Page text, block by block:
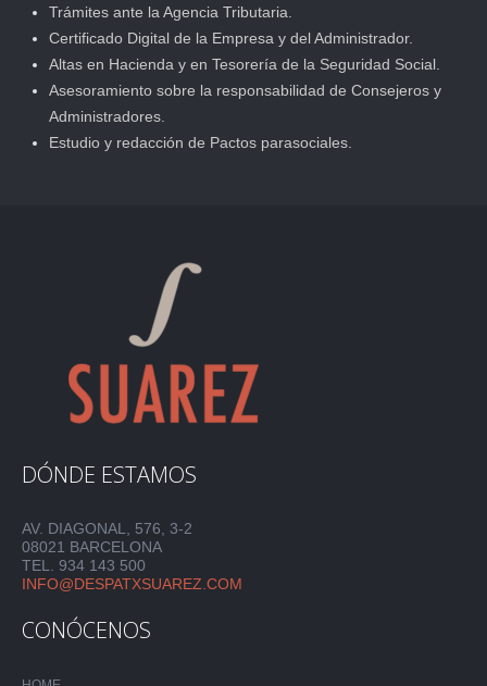
Trámites ante la Agencia Tributaria.
Certificado Digital de la Empresa y del Administrador.
Altas en Hacienda y en Tesorería de la Seguridad Social.
Asesoramiento sobre la responsabilidad de Consejeros y
Administradores.
Estudio y redacción de Pactos parasociales.
DÓNDE ESTAMOS
AV. DIAGONAL, 576, 3-2
08021 BARCELONA
TEL. 934 143 500
INFO@DESPATXSUAREZ.COM
CONÓCENOS